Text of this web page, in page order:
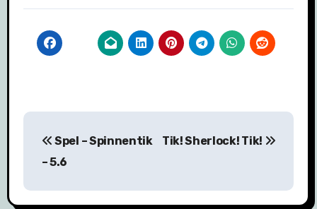
navigatie
Spel – Spinnentik
– 5.6
Tik! Sherlock! Tik!